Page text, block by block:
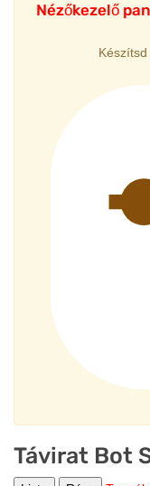
Nézőkezelő
Távirat Bot